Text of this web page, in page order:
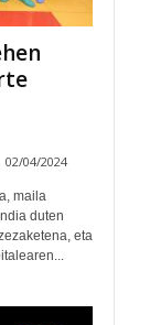
02/04/2024
maila
duten
eta